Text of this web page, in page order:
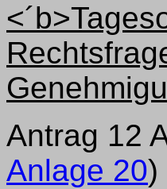
Antrag 12
Anlage 20)